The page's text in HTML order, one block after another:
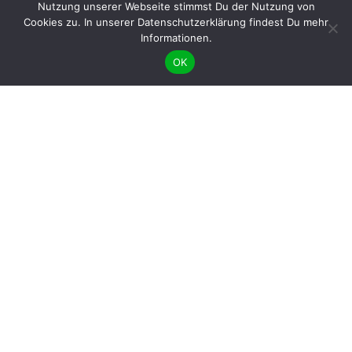
Nutzung unserer Webseite stimmst Du der Nutzung von
Cookies zu. In unserer Datenschutzerklärung findest Du mehr
Informationen.
OK